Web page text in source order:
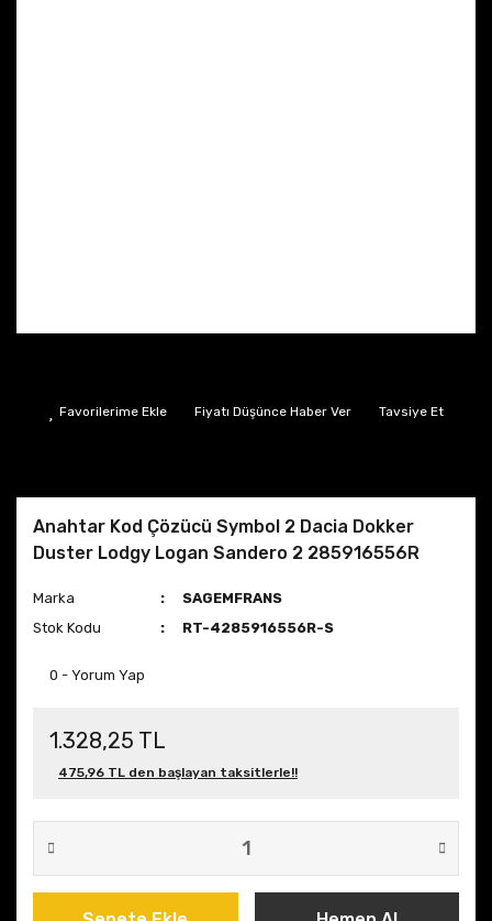
Fiyatı Düşünce Haber Ver Tavsiye Et
Anahtar Kod Çözücü Symbol 2 Dacia Dokker
Duster Lodgy Logan Sandero 2 285916556R
Marka
SAGEMFRANS
Stok Kodu
RT-4285916556R-S
0 - Yorum Yap
1.328,25 TL
475,96 TL den başlayan taksitlerle!!